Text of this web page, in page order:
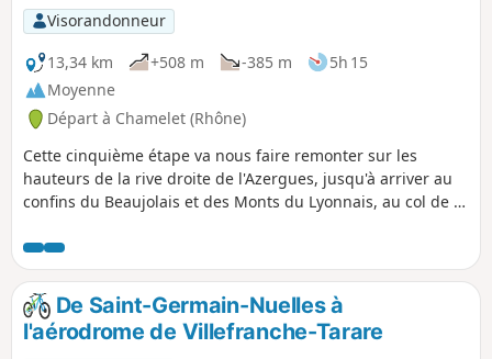
Visorandonneur
13,34 km
+508 m -385 m
5h 15
Moyenne
Départ à Chamelet (Rhône)
Cette cinquième étape va nous faire remonter sur les
hauteurs de la rive droite de l'Azergues, jusqu'à arriver au
confins du Beaujolais et des Monts du Lyonnais, au col de la
les vignes en fin de parcours.
De Saint-Germain-Nuelles à
l'aérodrome de Villefranche-Tarare